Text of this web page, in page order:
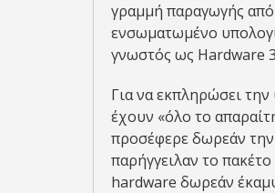
γραμμή παραγωγής από
ενσωματωμένο
γνωστός ως Hardware
Για να εκπληρώσει
έχουν «όλο το
προσέφερε δωρεάν την
παρήγγειλαν το
hardware δωρεάν